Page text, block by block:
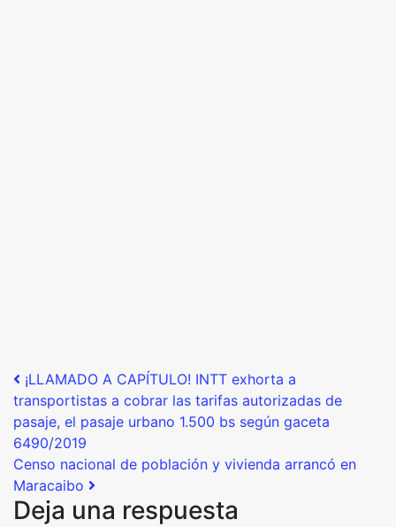
Post navigation
¡LLAMADO A CAPÍTULO! INTT exhorta a
transportistas a cobrar las tarifas autorizadas de
pasaje, el pasaje urbano 1.500 bs según gaceta
6490/2019
Censo nacional de población y vivienda arrancó en
Maracaibo
Deja una respuesta